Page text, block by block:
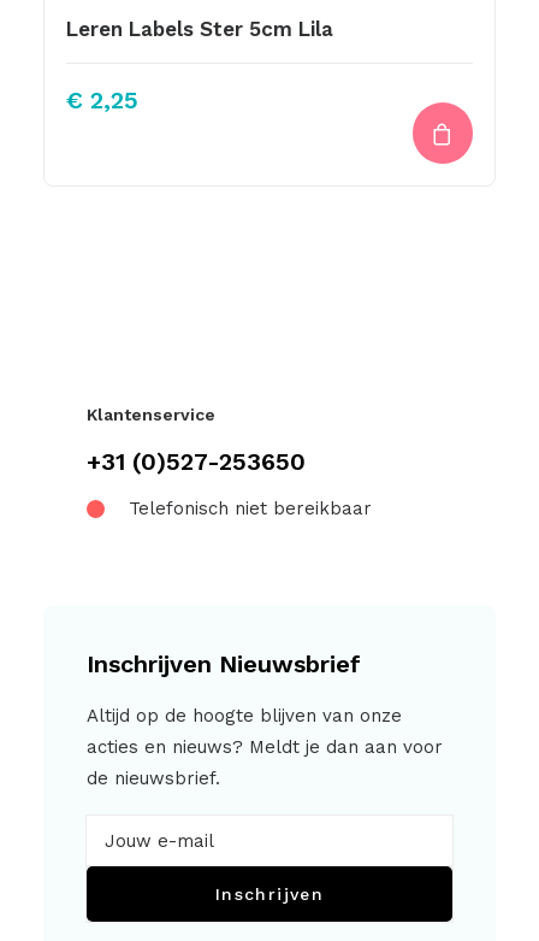
Leren Labels Ster 5cm Lila
€ 2,25
Klantenservice
+31 (0)527-253650
Telefonisch niet bereikbaar
Inschrijven Nieuwsbrief
Altijd op de hoogte blijven van onze
acties en nieuws? Meldt je dan aan voor
de nieuwsbrief.
Inschrijven